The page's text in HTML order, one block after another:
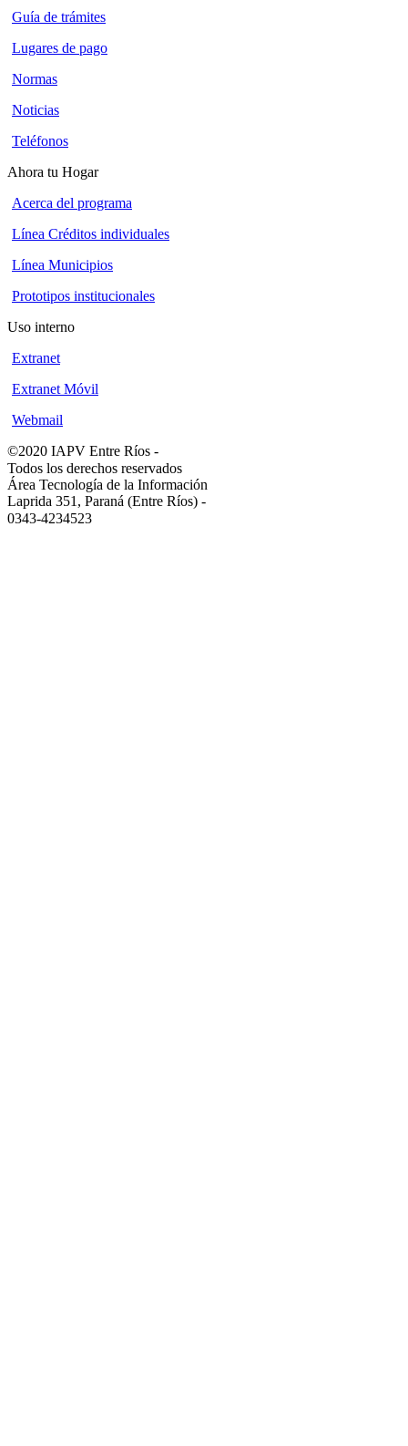
Guía de trámites
Lugares de pago
Normas
Noticias
Teléfonos
Ahora tu Hogar
Acerca del programa
Línea Créditos individuales
Línea Municipios
Prototipos institucionales
Uso interno
Extranet
Extranet Móvil
Webmail
©2020 IAPV Entre Ríos -
Todos los derechos reservados
Área Tecnología de la Información
Laprida 351, Paraná (Entre Ríos) -
0343-4234523